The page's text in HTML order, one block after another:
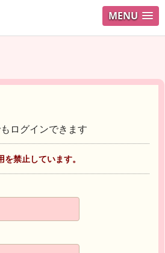
MENU
ログインできます
禁止しています。